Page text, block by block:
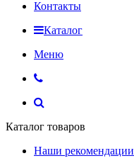
Контакты
Каталог
Меню
Каталог товаров
Наши рекомендации